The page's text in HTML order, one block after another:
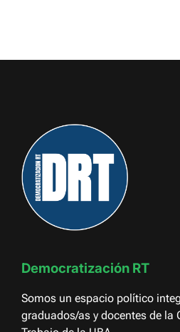
Democratización RT
Somos un espacio político
graduados/as y docentes de la